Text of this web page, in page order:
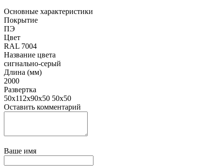
Основные характеристики
Покрытие
ПЭ
Цвет
RAL 7004
Название цвета
сигнально-серый
Длина (мм)
2000
Развертка
50х112х90х50 50х50
Оставить комментарий
Ваше имя